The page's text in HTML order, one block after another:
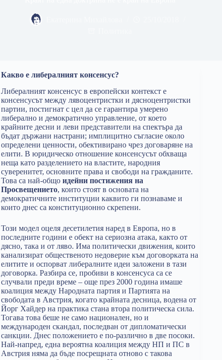
Какво е либералният консенсус?
Либералният консенсус в европейски контекст e
консенсусът между лявоцентристки и дясноцентристки
партии, постигнат с цел да се гарантира умерено
либерално и демократично управление, от което
крайните десни и леви представители на спектъра да
бъдат държани настрани; имплицитно съгласие около
определени ценности, обективирано чрез договаряне на
елити. В юридическо отношение консенсусът обхваща
неща като разделението на властите, народния
суверенитет, основните права и свободи на гражданите.
Това са най-общо идейни постижения на
Просвещението, които стоят в основата на
демократичните институции каквито ги познаваме и
които днес са конституционно скрепени.
Този модел оцеля десетилетия наред в Европа, но в
последните години е обект на сериозна атака, както от
дясно, така и от ляво. Има политически движения, които
канализират общественото недоверие към договорката на
елитите и оспорват либералните идеи заложени в тази
договорка. Разбира се, пробиви в консенсуса са се
случвали преди време – още през 2000 година имаше
коалиция между Народната партия и Партията на
свободата в Австрия, когато крайната десница, водена от
Йорг Хайдер на практика стана втора политическа сила.
Тогава това беше не само национален, но и
международен скандал, последван от дипломатически
санкции. Днес положението е по-различно в две посоки.
Най-напред, една вероятна коалиция между НП и ПС в
Австрия няма да бъде посрещната отново с такова